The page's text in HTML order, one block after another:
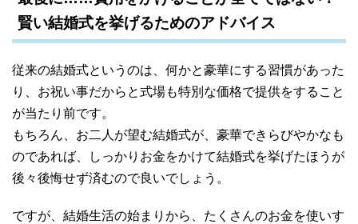
賢い結婚式を挙げるためのアドバイス
従来の結婚式というのは、何かと豪華にする習慣があった
り、お祝い事だからと式場も特別な価格で提供をすること
が当たり前です。
もちろん、お二人が望む結婚式が、豪華できらびやかなも
のであれば、しっかりお金をかけて結婚式を挙げたほうが
後々後悔せず済むので良いでしょう。
ですが、結婚生活の始まりから、たくさんのお金を使いす